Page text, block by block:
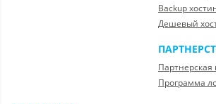
Backup
Дешевый
Партнерская
Программа